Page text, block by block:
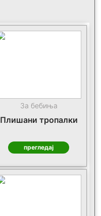
За бебиња
Плишани тропалки
прегледај